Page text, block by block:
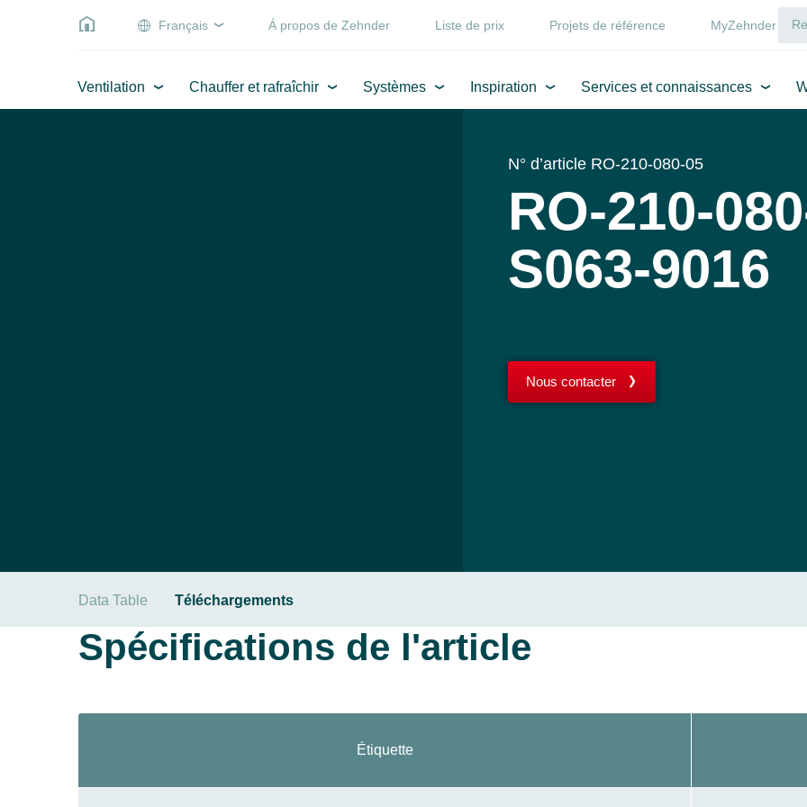
Français Á propos de Zehnder Liste de prix Projets de référence MyZehnder
Ventilation Chauffer et rafraîchir Systèmes Inspiration Services et connaissances
N° d’article RO-210-080-05
RO-210-
S063-9016
Nous contacter
Data Table Téléchargements
Spécifications de l'article
Étiquette